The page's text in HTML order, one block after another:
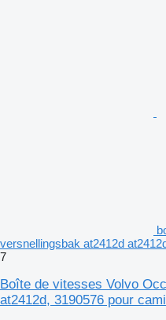
versnellingsbak at2412d
7
Boîte de vitesses Volvo
at2412d, 3190576 pour